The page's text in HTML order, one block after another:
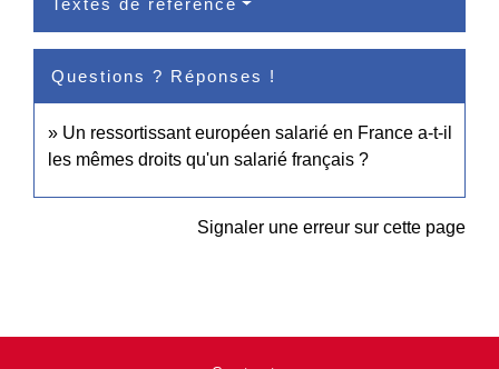
Textes de référence
Questions ? Réponses !
Un ressortissant européen salarié en France a-t-il
les mêmes droits qu'un salarié français ?
Signaler une erreur sur cette page